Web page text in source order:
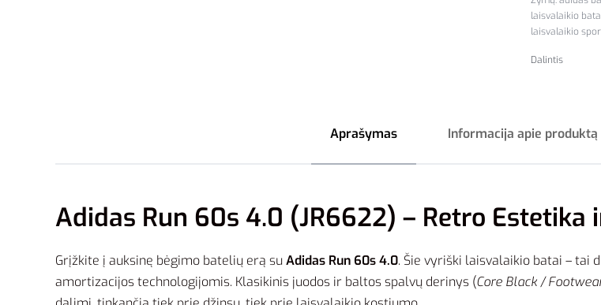
laisvalaikio
laisvalaikio
Dalintis
Aprašymas Informacija apie produktą
Adidas Run 60s 4.0 (JR6622) – Retro
Grįžkite į auksinę bėgimo batelių erą suAdidas Run 60s 4.0. Šie vyriški laisvalaikio batai – tai
amortizacijos technologijomis. Klasikinis juodos ir baltos spalvų derinys (Core Black /